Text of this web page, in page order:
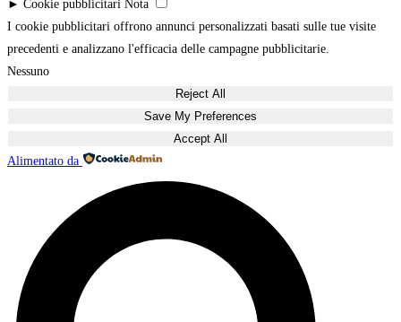
► Cookie pubblicitari Nota
I cookie pubblicitari offrono annunci personalizzati basati sulle tue visite
precedenti e analizzano l'efficacia delle campagne pubblicitarie.
Nessuno
Reject All
Save My Preferences
Accept All
Alimentato da